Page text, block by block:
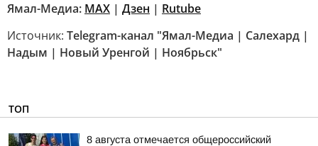
Ямал-Медиа: MAX | Дзен | Rutube
Источник: Telegram-канал "Ямал-Медиа | Салехард |
Надым | Новый Уренгой | Ноябрьск"
ТОП
8 августа отмечается общероссийский